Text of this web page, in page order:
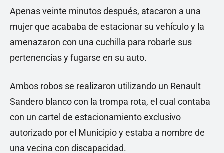
Apenas veinte minutos después, atacaron a una
mujer que acababa de estacionar su vehículo y la
amenazaron con una cuchilla para robarle sus
pertenencias y fugarse en su auto.
Ambos robos se realizaron utilizando un Renault
Sandero blanco con la trompa rota, el cual contaba
con un cartel de estacionamiento exclusivo
autorizado por el Municipio y estaba a nombre de
una vecina con discapacidad.